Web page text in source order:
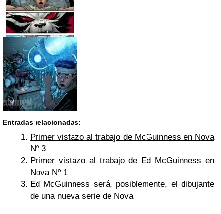
Entradas relacionadas:
Primer vistazo al trabajo de McGuinness en Nova
Nº 3
Primer vistazo al trabajo de Ed McGuinness en
Nova Nº 1
Ed McGuinness será, posiblemente, el dibujante
de una nueva serie de Nova